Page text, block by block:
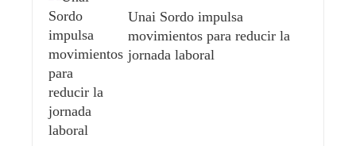
Unai Sordo impulsa
movimientos para reducir la
jornada laboral